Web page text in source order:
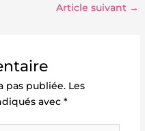
Article suivant →
pas publiée. Les
avec *